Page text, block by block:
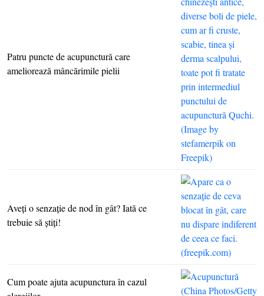
Patru puncte de acupunctură care
ameliorează mâncărimile pielii
Aveţi o senzaţie de nod în gât? Iată ce
trebuie să ştiţi!
Cum poate ajuta acupunctura în cazul